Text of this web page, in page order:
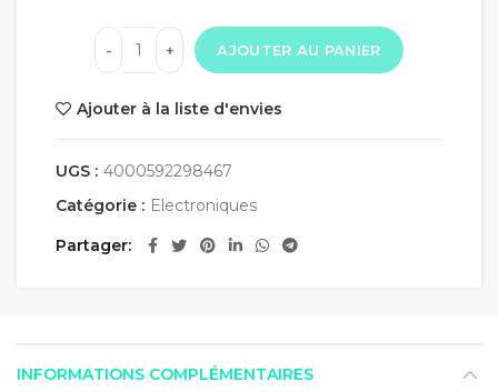
AJOUTER AU PANIER
Ajouter à la liste d'envies
UGS : 4000592298467
Catégorie : Electroniques
Partager
INFORMATIONS COMPLÉMENTAIRES